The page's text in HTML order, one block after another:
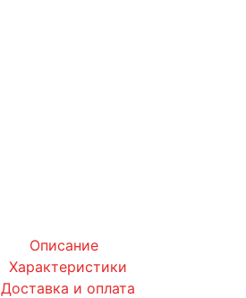
Описание
Характеристики
Доставка и оплата